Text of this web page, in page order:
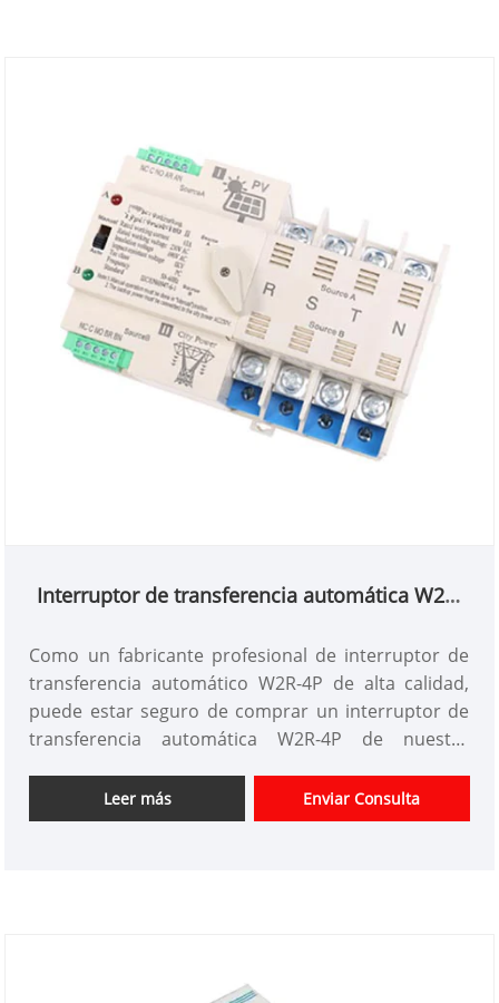
Cuando la fuente de alimentación normal es
anormal, la fuente de alimentación de respaldo
funcionará inmediatamente para garantizar la
continuidad, confiabilidad y seguridad de la fuente
de alimentación. Este producto está especialmente
diseñado para la instalación de TV de pista
doméstica y se usa especialmente para la caja de
distribución PZ30.
Interruptor de transferencia automática W2R-
Como un fabricante profesional de interruptor de
transferencia automático W2R-4P de alta calidad,
puede estar seguro de comprar un interruptor de
transferencia automática W2R-4P de nuestra
y la entrega oportuna. Los interruptores de
transferencia automáticos de potencia dual son
Cuando la fuente de alimentación normal es
Leer más Enviar Consulta